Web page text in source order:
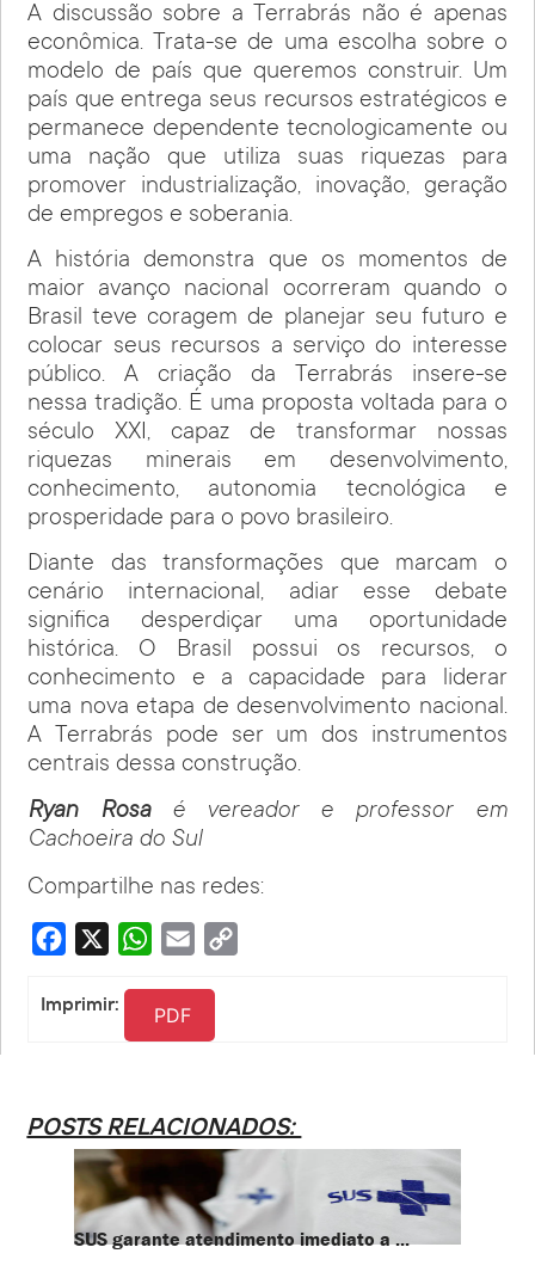
A discussão sobre a Terrabrás não é apenas
econômica. Trata-se de uma escolha sobre o
modelo de país que queremos construir. Um
país que entrega seus recursos estratégicos e
permanece dependente tecnologicamente ou
uma nação que utiliza suas riquezas para
promover industrialização, inovação, geração
de empregos e soberania.
A história demonstra que os momentos de
maior avanço nacional ocorreram quando o
Brasil teve coragem de planejar seu futuro e
colocar seus recursos a serviço do interesse
público. A criação da Terrabrás insere-se
nessa tradição. É uma proposta voltada para o
século XXI, capaz de transformar nossas
riquezas minerais em desenvolvimento,
conhecimento, autonomia tecnológica e
prosperidade para o povo brasileiro.
Diante das transformações que marcam o
cenário internacional, adiar esse debate
significa desperdiçar uma oportunidade
histórica. O Brasil possui os recursos, o
conhecimento e a capacidade para liderar
uma nova etapa de desenvolvimento nacional.
A Terrabrás pode ser um dos instrumentos
centrais dessa construção.
Ryan Rosaé vereador e professor em
Cachoeira do Sul
Compartilhe nas redes:
Facebook WhatsApp
Email
Imprimir: PDF
POSTS RELACIONADOS:
SUS garante atendimento imediato a ...